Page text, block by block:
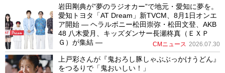
岩田剛典が”夢のラジオカー”で地元・愛知に夢を。
愛知トヨタ「AT Dream」新TVCM、8月1日オンエ
ア開始 ― ヘラルボニー松田崇弥・松田文登、AKB
48 八木愛月、キッズダンサー長瀬柊真（ＥＸＰ
Ｇ）が集結 ―
CMニュース 2026.07.30
上戸彩さんが『鬼おろし豚しゃぶぶっかけうどん』
をつるりで「鬼おいしい！」